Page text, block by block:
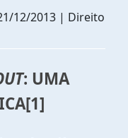
12/2013 | Direito
: UMA
[1]